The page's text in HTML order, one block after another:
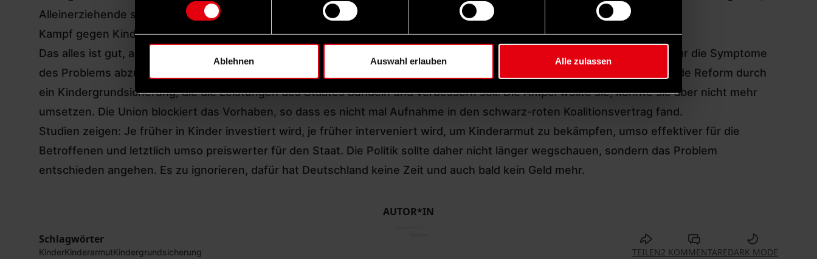
Ablehnen Auswahl erlauben Alle zulassen
Alleinerziehende sollen entlastet werden.
Kampf gegen Kinderarmut: Weshalb die Kindergrundsicherung kommen muss
Das alles ist gut, aber es ist nicht gut genug, um Kinderarmut effektiv und dauerhaft zu bekämpfen. Es reicht nicht aus, nur die Symptome
des Problems abzumildern. Seit Jahren fordern Sozialverbände und Kinderrechtsorganisationen deshalb eine grundlegende Reform durch
ein Kindergrundsicherung, die die Leistungen des Staates bündeln und verbessern soll. Die Ampel wollte sie, konnte sie aber nicht mehr
umsetzen. Die Union blockiert das Vorhaben, so dass es nicht mal Aufnahme in den schwarz-roten Koalitionsvertrag fand.
Studien zeigen: Je früher in Kinder investiert wird, je früher interveniert wird, um Kinderarmut zu bekämpfen, umso effektiver für die
Betroffenen und letztlich umso preiswerter für den Staat. Die Politik sollte daher nicht länger wegschauen, sondern das Problem
entschieden angehen. Es zu ignorieren, dafür hat Deutschland keine Zeit und auch bald kein Geld mehr.
Schlagwörter
KinderKinderarmutKindergrundsicherung
AUTOR*IN
TEILEN2 KOMMENTAREDARK MODE